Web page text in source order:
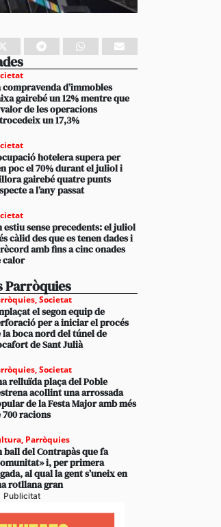
compravenda d’immobles
gairebé un 12% mentre que
de les operacions
un 17,3%
hotelera supera per
poc el 70% durant el juliol i
gairebé quatre punts
a l’any passat
estiu sense precedents: el juliol
càlid des que es tenen dades i
amb fins a cinc onades
calor
Parròquies
,Societat
el segon equip de
per a iniciar el procés
la boca nord del túnel de
de Sant Julià
,Societat
relluïda plaça del Poble
acollint una arrossada
de la Festa Major amb més
700 racions
, Parròquies
ball del Contrapàs que fa
i, per primera
al qual la gent s’uneix en
rotllana gran
Publicitat